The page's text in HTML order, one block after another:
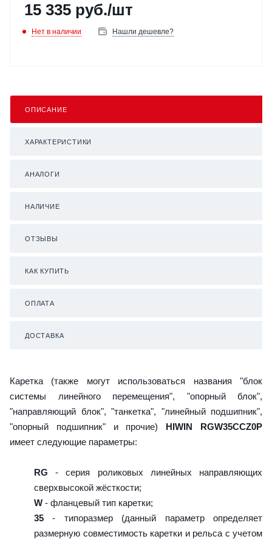
15 335 руб./шт
Нет в наличии Нашли дешевле?
ОПИСАНИЕ
ХАРАКТЕРИСТИКИ
АНАЛОГИ
НАЛИЧИЕ
ОТЗЫВЫ
КАК КУПИТЬ
ОПЛАТА
ДОСТАВКА
Каретка (также могут использоваться названия "блок
системы линейного перемещения", "опорный блок",
"направляющий блок", "танкетка", "линейный подшипник",
"опорный подшипник" и прочие) HIWIN RGW35CCZ0P
имеет следующие параметры:
RG - серия роликовых линейных направляющих
сверхвысокой жёсткости;
W - фланцевый тип каретки;
35 - типоразмер (данный параметр определяет
размерную совместимость каретки и рельса с учетом